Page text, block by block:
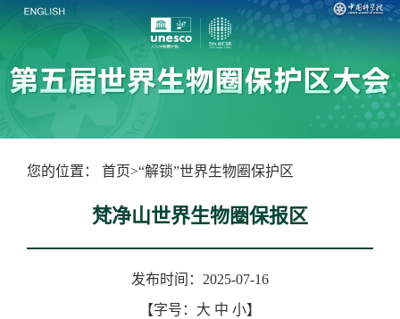
您的位置： 首页>“解锁”世界生物圈保护区
梵净山世界生物圈保报区
发布时间：2025-07-16
【字号： 大 中 小】